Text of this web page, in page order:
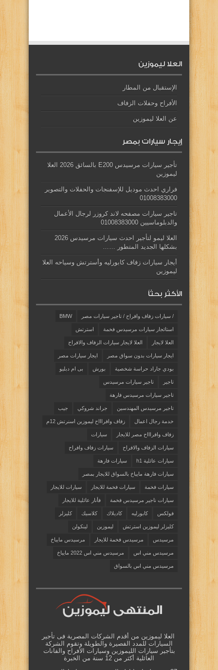
العلا ليموزين
الإستقبال من المطار
الأفراح وحفلات الزفاف
عن العلا ليموزين
إيجار سيارات بمصر
تأجير سيارات مرسيدس E200 بالسائق 2026 العلا
ليموزين
فراري احدث موديل للإسفنجات والحفلات والتصوير
01008383000
تاجير سيارات مصفحه لاند كروزر لرجال الأعمال
والدبلوماسيين 01008383000
العلا ليمو لتأجير احدث سيارات مرسيدس 2026
بشكلها الجديد المتطور ……
أيجار سيارات زفاف كابورليه وأسترتش وسياحه العلا
ليموزين
الأكثر بحثاً
/ سيارات زفاف وافراح / تاجير سيارات مصر BMW
استائجار سيارات مرسيدس فخمة استرتش
العلا لايجار العلا لايجار سيارات الزفاف والافراح
ايجار سيارات بدون سواق مصر ايجار سيارات مصر
بودي جاراد حراسة شخصية بورش بى ام دبليو
تاجير تاجير سيارات مرسيدس
تاجير سيارات مرسيدس فارهة
تاجير مرسيدس المهندسين جراند شروكي جيب
خدمة رجال اعمال زفاف وافراااح ليموزين اسنرتش 12م
زفاف وافراااح مصر للايجار سيارات
سيارات الزفاف والافراح سيارات زفاف وافراح
سيارات عائلية h1 سيارات فارهة
سيارات فارهة مايباخ بالسواق للايجار بمصر
سيارات فخمة سيارات فخمة للايجار سيارات للايجار
سيارات ناجير مرسيدس فخمة فأنار عائلية للايجار
فولكس كابورليه كاديلاك كلاسيك كليزلر
كليزلر ليموزين استرتش ليموزين لينكولن
مرسيدس مرسيدس فخمة للايجار مرسيدس مايباخ
مرسيدس مني اس مرسيدس مني اس 2022 مايباخ
مرسيدس مني اس بالسواق
العلا ليموزين من أقدم الشركات المصرية فى تأجير
السيارات للمدد الفصيرة والطويلة وتقوم الشركة
بتأجير سيارات الليموزين وسيارات الأفراح والفانات
العائلية أكثر من 12 سنة من الخبرة